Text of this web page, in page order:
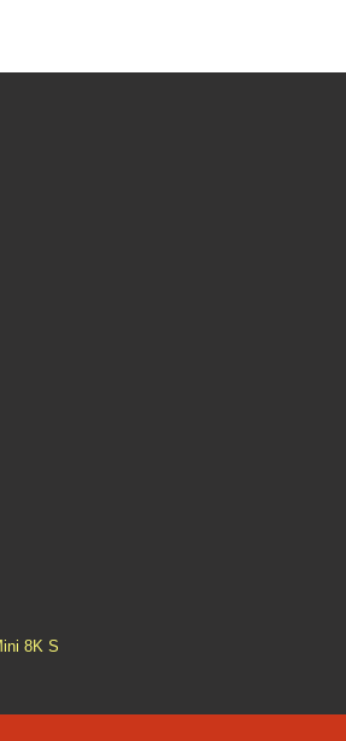
8K S